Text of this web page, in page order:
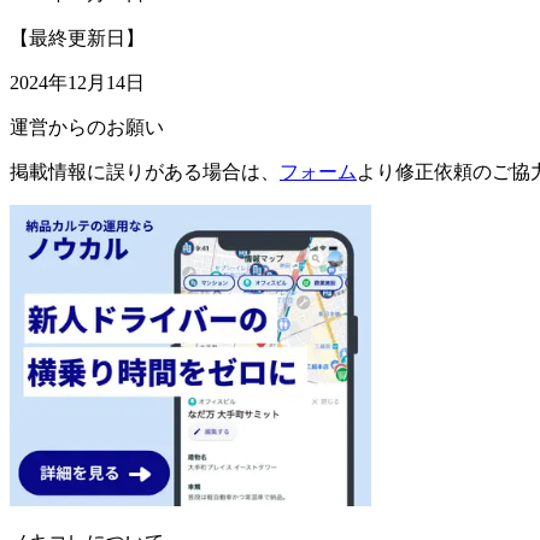
【最終更新日】
2024年12月14日
運営からのお願い
掲載情報に誤りがある場合は、 フォーム より修正依頼のご協